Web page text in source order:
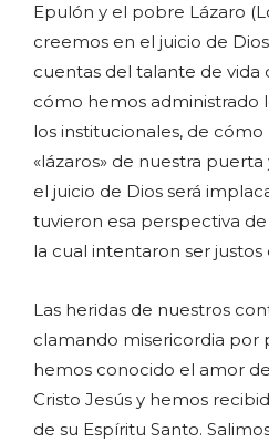
Epulón y el pobre Lázaro
creemos en el juicio de
cuentas del talante de vida
cómo hemos administrado
los institucionales, de
«lázaros» de nuestra
el juicio de Dios será
tuvieron esa perspectiva
la cual intentaron ser justos
Las heridas de nuestros
clamando misericordia por
hemos conocido el amor
Cristo Jesús y hemos
de su Espíritu Santo.